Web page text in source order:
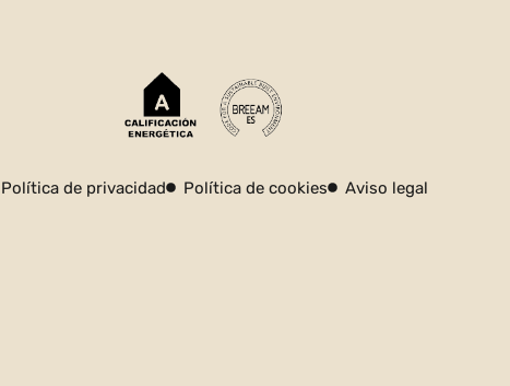
Política de privacidad Política de cookies Aviso legal